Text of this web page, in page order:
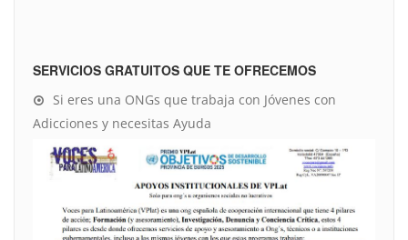
SERVICIOS GRATUITOS QUE TE OFRECEMOS
Si eres una ONGs que trabaja con Jóvenes con
Adicciones y necesitas Ayuda